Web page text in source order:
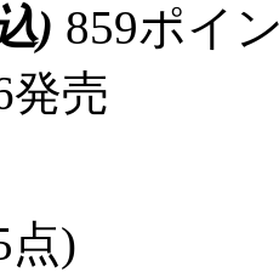
) 859ポイ
発売
点)